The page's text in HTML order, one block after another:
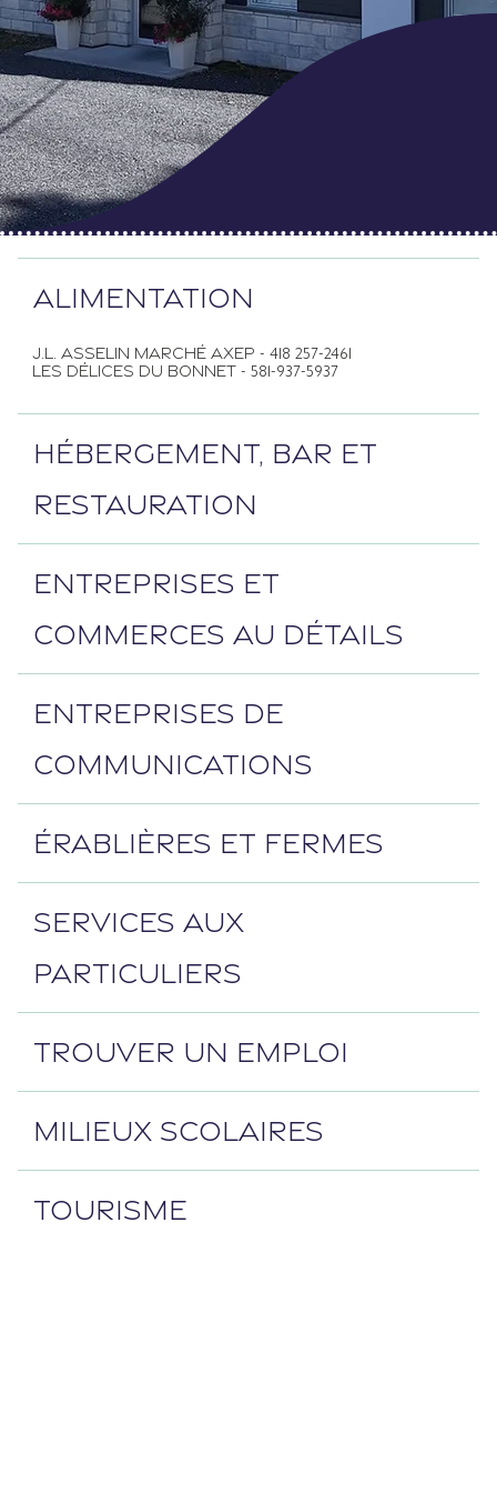
ALIMENTATION
J.L. ASSELIN MARCHÉ AXEP - 418 257-2461
LES DÉLICES DU BONNET - 581-937-5937
HÉBERGEMENT, BAR ET
RESTAURATION
ENTREPRISES ET
COMMERCES AU DÉTAILS
ENTREPRISES DE
COMMUNICATIONS
ÉRABLIÈRES ET FERMES
SERVICES AUX
PARTICULIERS
TROUVER UN EMPLOI
MILIEUX SCOLAIRES
TOURISME